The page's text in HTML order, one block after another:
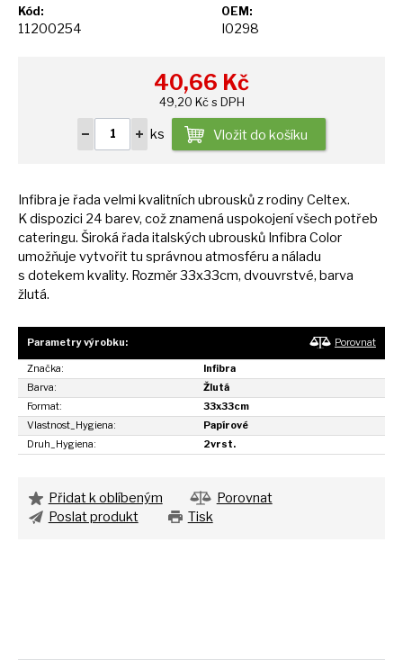
Kód:
11200254
OEM:
I0298
40,66 Kč
49,20 Kč s DPH
ks Vložit do košíku
Infibra je řada velmi kvalitních ubrouskůzrodiny Celtex.
Kdispozici 24 barev, což znamená uspokojení všech potřeb
cateringu. Široká řada italských ubrousků Infibra Color
umožňuje vytvořittu správnou atmosféru a náladu
s dotekem kvality. Rozměr 33x33cm, dvouvrstvé, barva
žlutá.
Parametry výrobku: Porovnat
Značka:
Infibra
Barva:
Žlutá
Format:
33x33cm
Vlastnost_Hygiena:
Papírové
Druh_Hygiena:
2vrst.
Přidat k oblíbeným
Porovnat
Poslat produkt
Tisk